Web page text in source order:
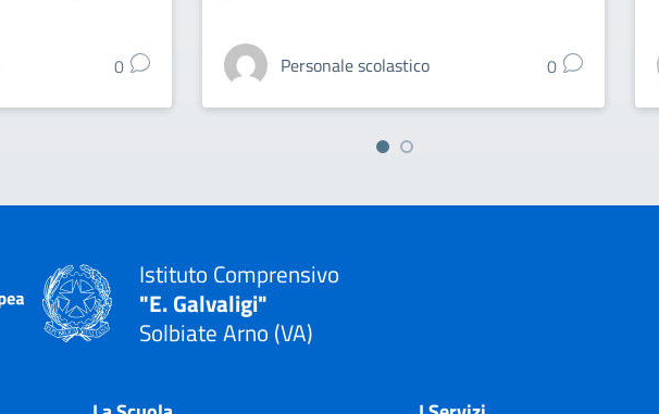
0 Personale scolastico 0
Istituto Comprensivo
"E. Galvaligi"
Solbiate Arno (VA)